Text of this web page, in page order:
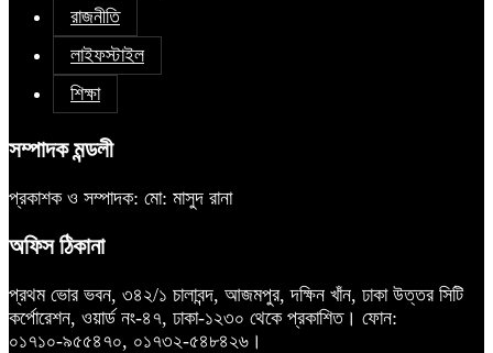
রাজনীতি
লাইফস্টাইল
শিক্ষা
সম্পাদক মন্ডলী
প্রকাশক ও সম্পাদক: মো: মাসুদ রানা
অফিস ঠিকানা
প্রথম ভোর ভবন, ৩৪২/১ চালাবন্দ, আজমপুর, দক্ষিন খাঁন, ঢাকা উত্তর সিটি
কর্পোরেশন, ওয়ার্ড নং-৪৭, ঢাকা-১২৩০ থেকে প্রকাশিত। ফোন:
০১৭১০-৯৫৫৪৭০, ০১৭৩২-৫৪৮৪২৬।